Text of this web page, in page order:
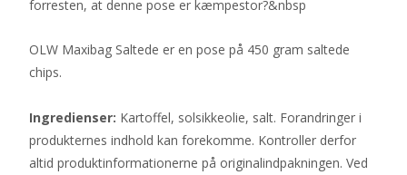
forresten, at denne pose er kæmpestor?&nbsp
OLW Maxibag Saltede er en pose på 450 gram saltede
chips.
Ingredienser: Kartoffel, solsikkeolie, salt. Forandringer i
produkternes indhold kan forekomme. Kontroller derfor
altid produktinformationerne på originalindpakningen. Ved